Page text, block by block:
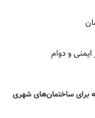
و دوام
برای ساختمان‌های شهری